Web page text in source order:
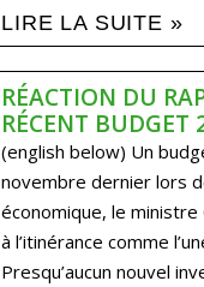
LIRE LA SUITE »
RÉACTION DU
RÉCENT
(english below) Un
novembre dernier lors
économique, le
à l’itinérance comme
Presqu’aucun nouvel